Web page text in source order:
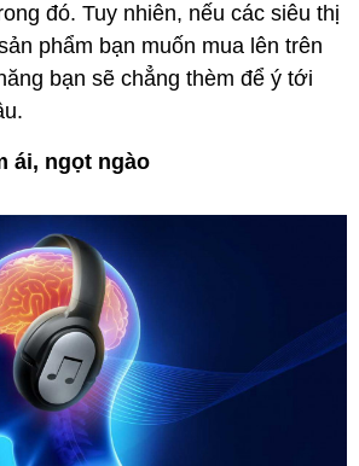
đó. Tuy nhiên, nếu các siêu thị
phẩm bạn muốn mua lên trên
bạn sẽ chẳng thèm để ý tới
ái, ngọt ngào